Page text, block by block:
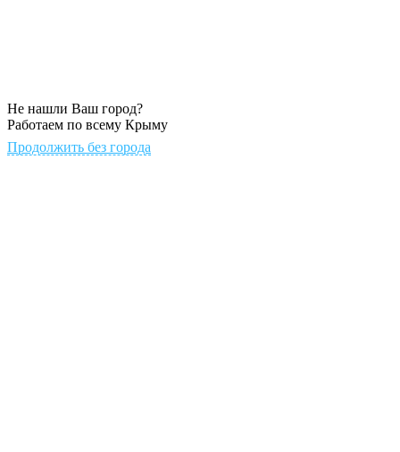
Не нашли Ваш город?
Работаем по всему Крыму
Продолжить без города